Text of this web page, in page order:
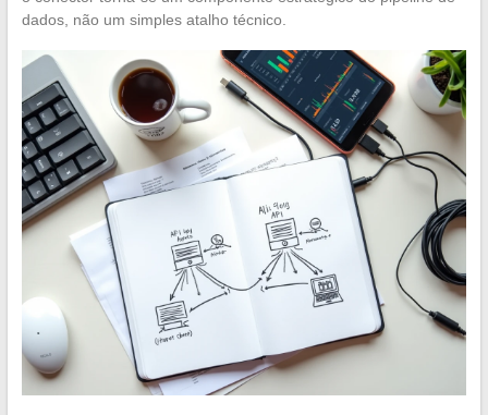
dados, não um simples atalho técnico.